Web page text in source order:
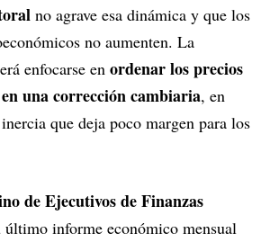
no agrave esa dinámica y que los
no aumenten. La
enfocarse en ordenar los precios
una corrección cambiaria, en
que deja poco margen para los
de Ejecutivos de Finanzas
último informe económico mensual